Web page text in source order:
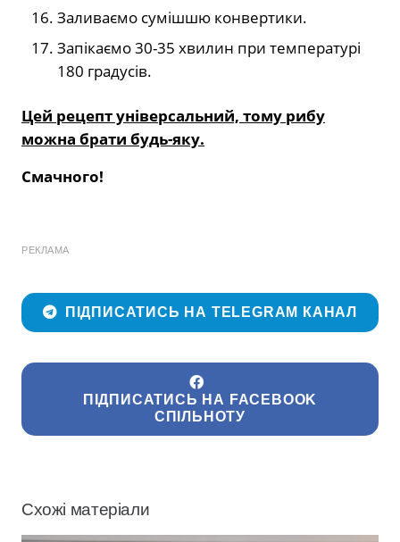
Заливаємо сумішшю конвертики.
Запікаємо 30-35 хвилин при температурі
180 градусів.
Цей рецепт універсальний, тому рибу
можна брати будь-яку.
Смачного!
РЕКЛАМА
ПІДПИСАТИСЬ НА TELEGRAM КАНАЛ
ПІДПИСАТИСЬ НА FACEBOOK
СПІЛЬНОТУ
Схожі матеріали